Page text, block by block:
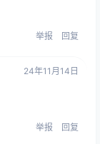
举报 回复
24年11月14日
举报 回复